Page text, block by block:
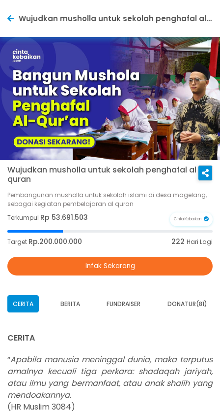
Wujudkan musholla untuk sekolah penghafal al quran
Wujudkan musholla untuk sekolah penghafal al
quran
Pembangunan musholla untuk sekolah islami di desa magelang,
sebagai kegiatan pembelajaran al quran
Terkumpul Rp 53.691.503 Cinta Kebaikan
Target Rp.200.000.000 222 Hari Lagi
Infak Sekarang
CERITA BERITA FUNDRAISER DONATUR(81)
CERITA
“Apabila manusia meninggal dunia, maka terputus
amalnya kecuali tiga perkara: shadaqah jariyah,
atau ilmu yang bermanfaat, atau anak shalih yang
mendoakannya.
(HR Muslim 3084)